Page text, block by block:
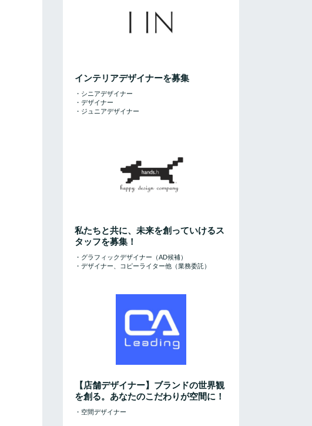
インテリアデザイナーを募集
・シニアデザイナー
・デザイナー
・ジュニアデザイナー
私たちと共に、未来を創っていけるス
タッフを募集！
・グラフィックデザイナー（AD候補）
・デザイナー、コピーライター他（業務委託）
【店舗デザイナー】ブランドの世界観
を創る。あなたのこだわりが空間に！
・空間デザイナー